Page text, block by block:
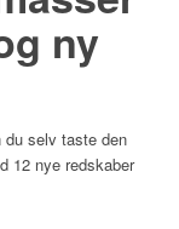
ny
selv taste den
12 nye redskaber